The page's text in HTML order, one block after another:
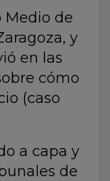
Medio de
y
en las
cómo
(caso
a capa y
de